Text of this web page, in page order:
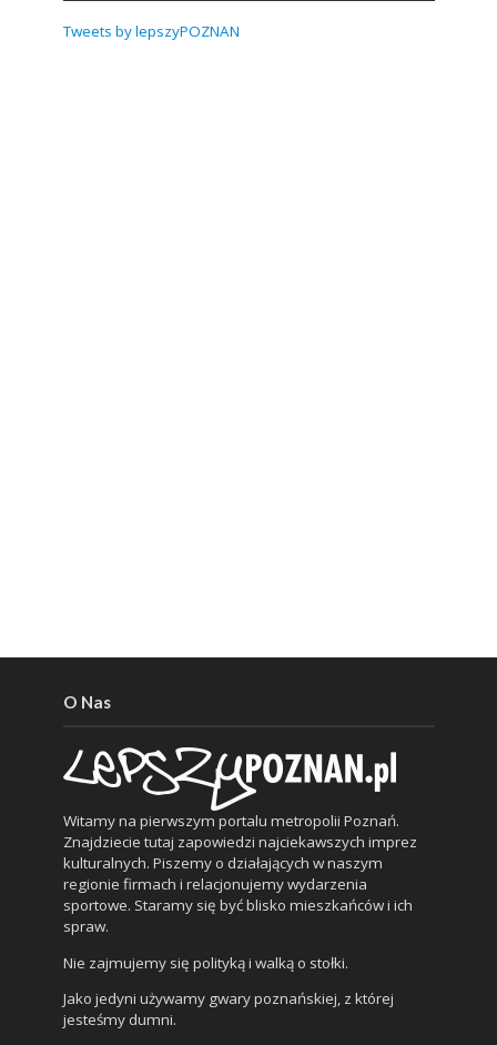
Tweets by lepszyPOZNAN
O Nas
Witamy na pierwszym portalu metropolii Poznań.
Znajdziecie tutaj zapowiedzi najciekawszych imprez
kulturalnych. Piszemy o działających w naszym
regionie firmach i relacjonujemy wydarzenia
sportowe. Staramy się być blisko mieszkańców i ich
spraw.
Nie zajmujemy się polityką i walką o stołki.
Jako jedyni używamy gwary poznańskiej, z której
jesteśmy dumni.